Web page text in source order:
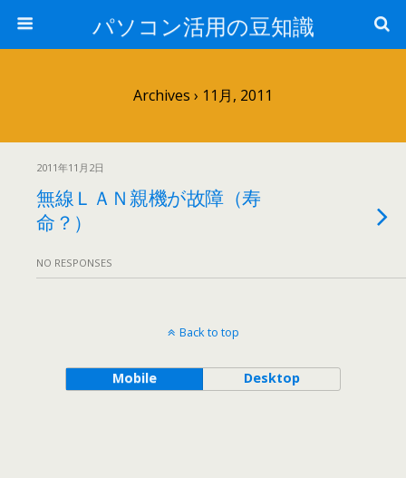
パソコン活用の豆知識
Archives › 11月, 2011
2011年11月2日
無線ＬＡＮ親機が故障（寿
命？）
NO RESPONSES
Back to top
Mobile Desktop